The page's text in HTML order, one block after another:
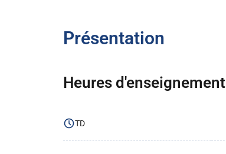
Présentation
Heures d'enseignement
TD